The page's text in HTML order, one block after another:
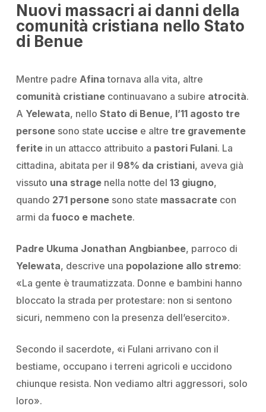
Nuovi massacri ai danni della
comunità cristiana nello Stato
di Benue
Mentre padre Afina tornava alla vita, altre
comunità cristiane continuavano a subire atrocità.
A Yelewata, nelloStato di Benue, l’11 agosto tre
persone sono state uccise e altretre gravemente
ferite in un attacco attribuito a pastori Fulani. La
cittadina, abitata per il 98% da cristiani, aveva già
vissuto una strage nella notte del13 giugno,
quando 271 persone sono state massacrate con
armi da fuoco e machete.
Padre Ukuma Jonathan Angbianbee, parroco di
Yelewata, descrive una popolazione allo stremo:
«La gente è traumatizzata. Donne e bambini hanno
bloccato la strada per protestare: non si sentono
sicuri, nemmeno con la presenza dell’esercito».
Secondo il sacerdote, «i Fulani arrivano con il
bestiame, occupano i terreni agricoli e uccidono
chiunque resista. Non vediamo altri aggressori, solo
loro».